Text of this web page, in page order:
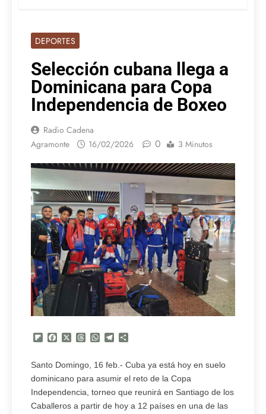
DEPORTES
Selección cubana llega a
Dominicana para Copa
Independencia de Boxeo
Radio Cadena
Agramonte
16/02/2026 0 3 Minutos
Flipboard
FacebookThreadsWhatsApp
Telegram
Santo Domingo, 16 feb.- Cuba ya está hoy en suelo
dominicano para asumir el reto de la Copa
Independencia, torneo que reunirá en Santiago de los
Caballeros a partir de hoy a 12 países en una de las